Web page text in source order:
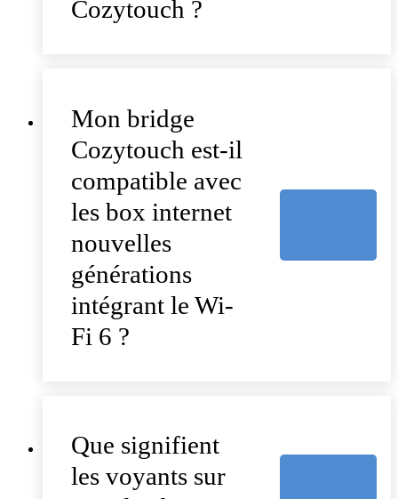
Cozytouch ?
Mon bridge
Cozytouch est-il
compatible avec
les box internet
nouvelles
générations
intégrant le Wi-
Fi 6 ?
Que signifient
les voyants sur